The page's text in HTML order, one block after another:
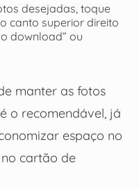
desejadas, toque
canto superior direito
download” ou
manter as fotos
o recomendável, já
espaço no
cartão de